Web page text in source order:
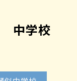
中学校